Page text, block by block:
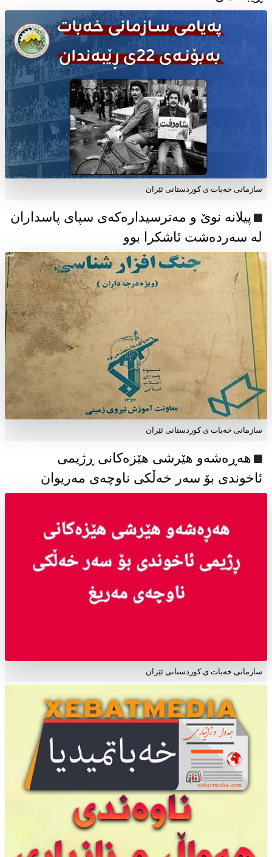
سازمانی خەبات ی كوردستانی ئێران
پیلانە نوێ و مەترسیدارەکەی سپای پاسداران
لە سەردەشت ئاشکرا بوو
سازمانی خەبات ی كوردستانی ئێران
هەڕەشەو هێرشی هێزەکانی ڕژیمی
ئاخوندی بۆ سەر خەڵکی ناوچەی مەریوان
سازمانی خەبات ی کوردستانی ئێران